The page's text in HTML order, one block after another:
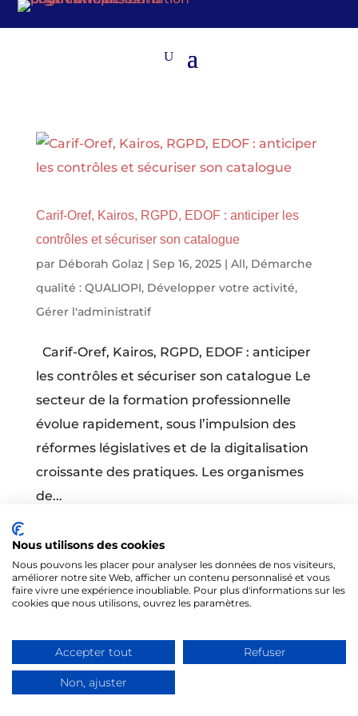
Carif-Oref, Kairos, RGPD, EDOF : anticiper les
contrôles et sécuriser son catalogue
par Déborah Golaz| Sep 16, 2025| All, Démarche
qualité : QUALIOPI, Développer votre activité,
Gérer l'administratif
Carif-Oref, Kairos, RGPD, EDOF : anticiper
les contrôles et sécuriser son catalogue Le
secteur de la formation professionnelle
évolue rapidement, sous l’impulsion des
réformes législatives et de la digitalisation
croissante des pratiques. Les organismes
de...
Mentions légales-CGV
Nous utilisons des cookies
Nous pouvons les placer pour analyser les données de nos visiteurs,
améliorer notre site Web, afficher un contenu personnalisé et vous
faire vivre une expérience inoubliable. Pour plus d'informations sur les
cookies que nous utilisons, ouvrez les paramètres.
Accepter tout Refuser
Non, ajuster